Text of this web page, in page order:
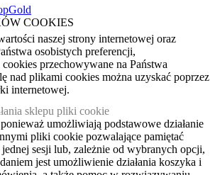
COOKIES
naszej strony internetowej oraz
osobistych preferencji,
przechowywane na Państwa
nad plikami cookies można uzyskać poprzez
internetowej.
sklepu pliki cookie
ponieważ umożliwiają podstawowe działanie
pliki cookie pozwalające pamiętać
sesji lub, zależnie od wybranych opcji,
jest umożliwienie działania koszyka i